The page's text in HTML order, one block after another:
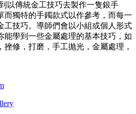
以傳統金工技巧去製作一隻銀手
而獨特的手鐲款式以作參考，而每一
工技巧。導師們會以小組或個人形式
能學到一些金屬處理的基本技巧，如
修，打磨，手工抛光，金屬處理，